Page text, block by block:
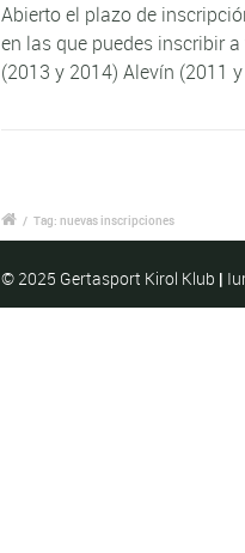
Abierto el plazo de
en las que puedes inscribir
(2013 y 2014) Alevín (2011
/ Tag: nuevas inscripciones
© 2025 Gertasport Kirol Klub |